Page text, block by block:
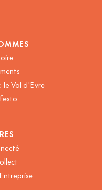
Val d'Evre